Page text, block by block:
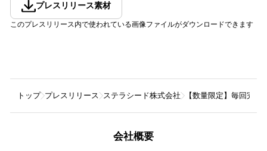
プレスリリース素材
このプレスリリース内で使われている画像ファイルがダウンロードできます
トップ プレスリリース ステラシード株式会社 【数量限定】毎回完
会社概要